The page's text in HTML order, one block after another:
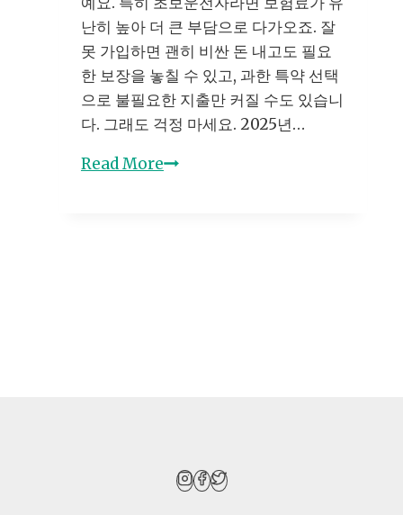
자
라
면
꼭
알
아
난히 높아 더 큰 부담으로 다가오죠. 잘
못 가입하면 괜히 비싼 돈 내고도 필요
한 보장을 놓칠 수 있고, 과한 특약 선택
으로 불필요한 지출만 커질 수도 있습니
다. 그래도 걱정 마세요. 2025년…
Read More초
팁